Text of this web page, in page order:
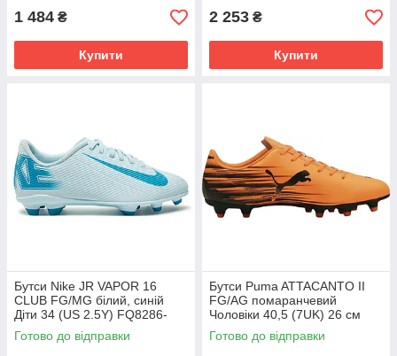
1 484 ₴
Купити
2 253 ₴
Купити
Бутси Nike JR VAPOR 16
CLUB FG/MG білий, синій
Діти 34 (US 2.5Y) FQ8286-
400
Готово до відправки
Бутси Puma ATTACANTO II
FG/AG помаранчевий
Чоловіки 40,5 (7UK) 26 см
108493-04
Готово до відправки